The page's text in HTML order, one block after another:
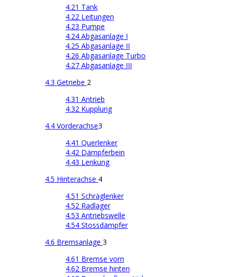
4.21 Tank
4.22 Leitungen
4.23 Pumpe
4.24 Abgasanlage I
4.25 Abgasanlage II
4.26 Abgasanlage Turbo
4.27 Abgasanlage III
4.3 Getriebe 2
4.31 Antrieb
4.32 Kupplung
4.4 Vorderachse3
4.41 Querlenker
4.42 Dämpferbein
4.43 Lenkung
4.5 Hinterachse 4
4.51 Schräglenker
4.52 Radlager
4.53 Antriebswelle
4.54 Stossdämpfer
4.6 Bremsanlage 3
4.61 Bremse vorn
4.62 Bremse hinten